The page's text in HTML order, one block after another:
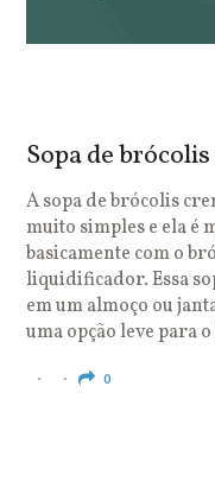
Sopa de
A sopa de brócolis
muito simples e ela é
basicamente com o
liquidificador. Essa
em um almoço ou
uma opção leve para
0